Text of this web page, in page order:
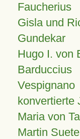
Faucherius
Gisla und
Gundekar
Hugo I. von
Vespignano
konvertierte
Maria von
Martin